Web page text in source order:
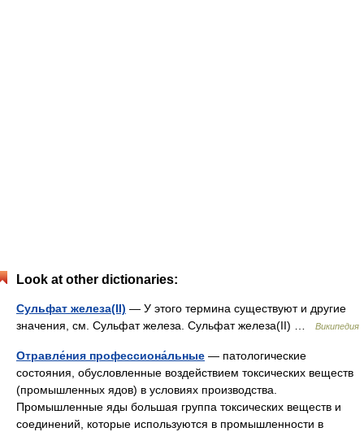
Look at other dictionaries:
Сульфат железа(II) — У этого термина существуют и другие
значения, см. Сульфат железа. Сульфат железа(II) …
Википедия
Отравле́ния профессиона́льные — патологические
состояния, обусловленные воздействием токсических веществ
(промышленных ядов) в условиях производства.
Промышленные яды большая группа токсических веществ и
соединений, которые используются в промышленности в